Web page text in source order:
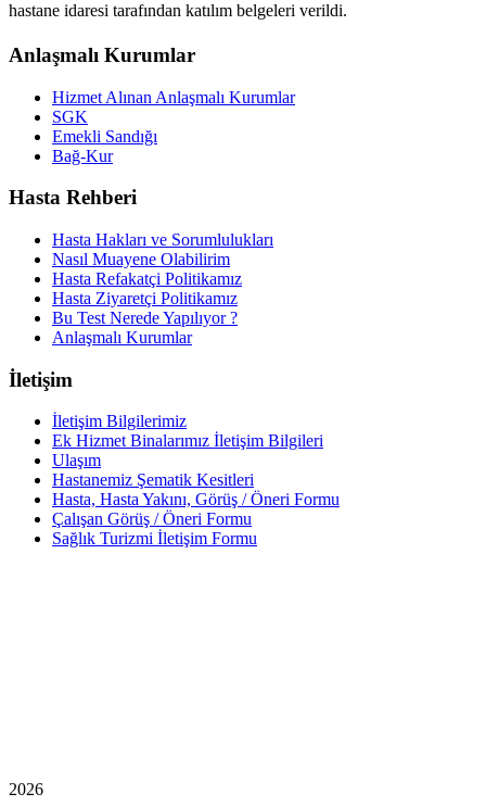
hastane idaresi tarafından katılım belgeleri verildi.
Anlaşmalı Kurumlar
Hizmet Alınan Anlaşmalı Kurumlar
SGK
Emekli Sandığı
Bağ-Kur
Hasta Rehberi
Hasta Hakları ve Sorumlulukları
Nasıl Muayene Olabilirim
Hasta Refakatçi Politikamız
Hasta Ziyaretçi Politikamız
Bu Test Nerede Yapılıyor ?
Anlaşmalı Kurumlar
İletişim
İletişim Bilgilerimiz
Ek Hizmet Binalarımız İletişim Bilgileri
Ulaşım
Hastanemiz Şematik Kesitleri
Hasta, Hasta Yakını, Görüş / Öneri Formu
Çalışan Görüş / Öneri Formu
Sağlık Turizmi İletişim Formu
2026